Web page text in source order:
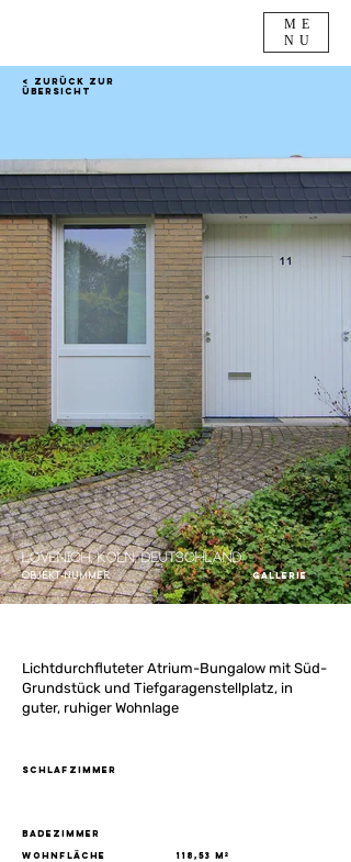
ME
NU
< Zurück zur
Übersicht
Objekt-Nummer
Lövenich, Köln, Deutschland
Gallerie
Lichtdurchfluteter Atrium-Bungalow mit Süd-
Grundstück und Tiefgaragenstellplatz, in
guter, ruhiger Wohnlage
Schlafzimmer
Badezimmer
Wohnfläche
118,53 m²